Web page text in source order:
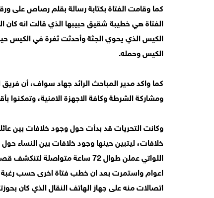
كما وقامت الفتاة بكتابة رسالة بقلم رصاص على
الفتاة هي خطيبة شقيق حبيبها الذي قالت انه
الكيس الذي يحوي الجثة وأحدثت ثغرة في الكيس
الكيس وحمله.
ومشاركة الشرطة وكافة الاجهزة الامنية، وتمكنوا بأقل من 48 ساعة من القاء القبض
وكانت التحريات قد بدأت حول وجود خلافات بين
خلافات، ليتبين حينها وجود خلافات بين النساء
اعوام واستمرت بعد ان خطب فتاة اخرى حسب رغبة
اتصالات منه على جهاز الهاتف النقال الذي كان